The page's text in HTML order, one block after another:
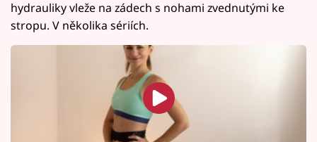
hydrauliky vleže na zádech s nohami zvednutými ke
stropu. V několika sériích.